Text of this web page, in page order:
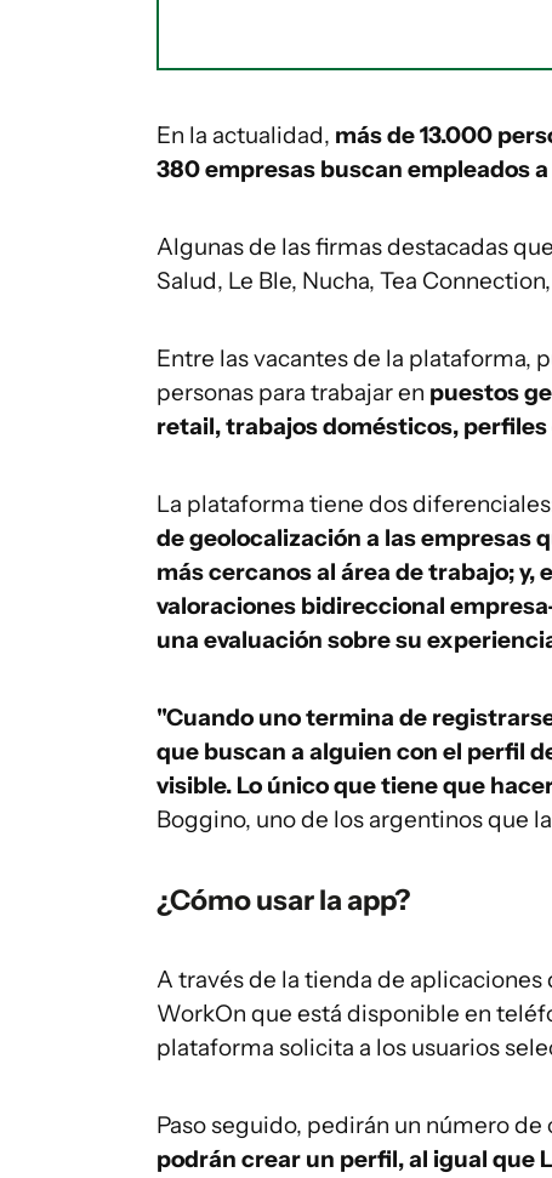
En la actualidad, más de 13.000
380 empresas buscan empleados
Algunas de las firmas destacadas
Salud, Le Ble, Nucha, Tea
Entre las vacantes de la plataforma,
personas para trabajar en puestos
retail, trabajos domésticos,
La plataforma tiene dos
de geolocalización a las empresas
más cercanos al área de trabajo;
valoraciones bidireccional
una evaluación sobre su
"Cuando uno termina de
que buscan a alguien con el perfil
visible. Lo único que tiene que
Boggino, uno de los argentinos que
¿Cómo usar la app?
A través de la tienda de
WorkOn que está disponible en
plataforma solicita a los usuarios
Paso seguido, pedirán un número de
podrán crear un perfil, al igual que